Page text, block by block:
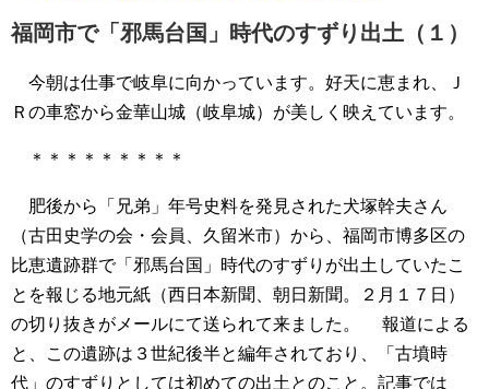
福岡市で「邪馬台国」時代のすずり出土（１）
今朝は仕事で岐阜に向かっています。好天に恵まれ、Ｊ
Ｒの車窓から金華山城（岐阜城）が美しく映えています。
＊＊＊＊＊＊＊＊＊
肥後から「兄弟」年号史料を発見された犬塚幹夫さん
（古田史学の会・会員、久留米市）から、福岡市博多区の
比恵遺跡群で「邪馬台国」時代のすずりが出土していたこ
とを報じる地元紙（西日本新聞、朝日新聞。２月１７日）
の切り抜きがメールにて送られて来ました。
報道による
と、この遺跡は３世紀後半と編年されており、「古墳時
代」のすずりとしては初めての出土とのこと。記事では